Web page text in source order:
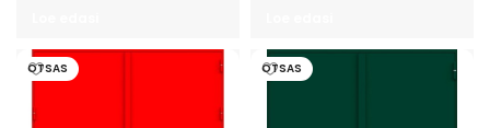
OTSAS OTSAS